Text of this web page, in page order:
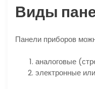
Виды
Панели приборов
аналоговые
электронные